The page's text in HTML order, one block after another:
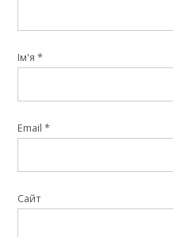
Ім'я*
Email*
Сайт